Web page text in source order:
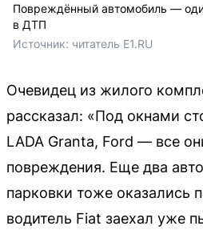
Повреждённый автомобиль —
в ДТП
Источник: читатель E1.RU
Очевидец из жилого
рассказал: «Под окнами
LADA Granta, Ford — все
повреждения. Еще два
парковки тоже оказались
водитель Fiat заехал уже